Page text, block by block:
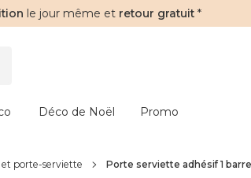
le jour même et retour gratuit *
Déco de Noël Promo
et porte-serviette Porte serviette adhésif 1